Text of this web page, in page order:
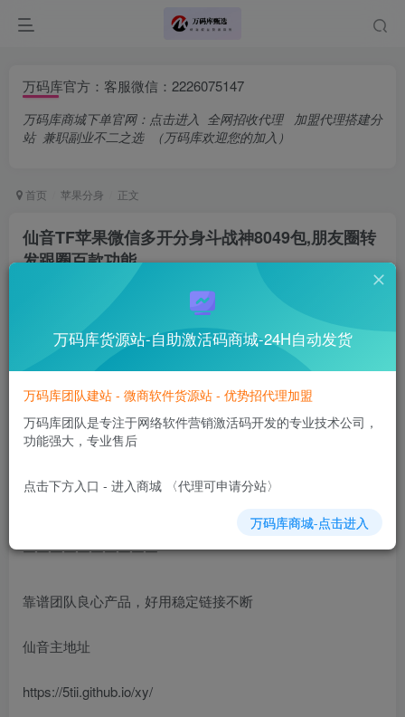
万码库官方：客服微信：2226075147
万码库商城下单官网： 点击进入 全网招收代理
加盟代理搭建分
站 兼职副业不二之选 （万码库欢迎您的加入）
首页 苹果分身 正文
仙音TF苹果微信多开分身斗战神8049包,朋友圈转
发跟圈百款功能
万码库官方账号
相信自己，你也就成功了一半
0 100
Aim for the moon. If you miss, you may hit a star.
把月亮作为你的目标。如果你没打中，也许你还能打中星星
仙音TF苹果微信多开分身斗战神8049包,朋友圈转发跟圈百
￣￣￣￣￣￣￣￣￣￣
靠谱团队良心产品，好用稳定链接不断
仙音主地址
https://5tii.github.io/xy/
万码库货源站-自助激活码商城-24H自动发货
万码库团队建站 - 微商软件货源站 - 优势招代理加盟
万码库团队是专注于网络软件营销激活码开发的专业技术公司，
功能强大，专业售后
点击下方入口 - 进入商城 〈代理可申请分站〉
万码库商城-点击进入